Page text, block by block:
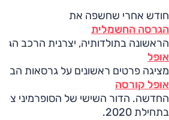
חודש אחרי שחשפה את
הגרסה החשמלית
הראשונה בתולדותיה, יצרנית הרכב
אופל
מציגה פרטים ראשונים על גרסאות
אופל קורסה
החדשה. הדור השישי של הסופרמיני צפוי
בתחילת 2020.